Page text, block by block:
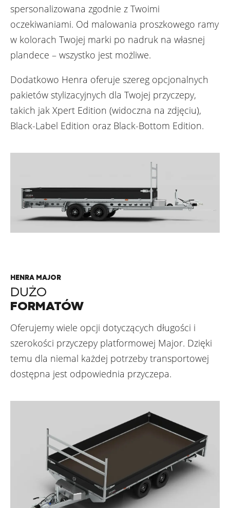
spersonalizowana zgodnie z Twoimi
oczekiwaniami. Od malowania proszkowego ramy
w kolorach Twojej marki po nadruk na własnej
plandece – wszystko jest możliwe.
Dodatkowo Henra oferuje szereg opcjonalnych
pakietów stylizacyjnych dla Twojej przyczepy,
takich jak Xpert Edition (widoczna na zdjęciu),
Black-Label Edition oraz Black-Bottom Edition.
HENRA MAJOR
DUŻO
FORMATÓW
Oferujemy wiele opcji dotyczących długości i
szerokości przyczepy platformowej Major. Dzięki
temu dla niemal każdej potrzeby transportowej
dostępna jest odpowiednia przyczepa.